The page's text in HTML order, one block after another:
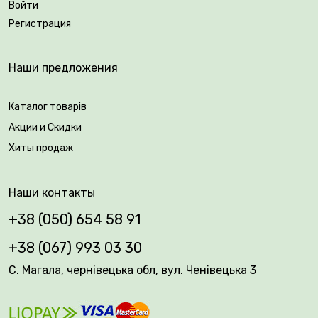
Придают участку особую элегантность 🌹
Войти
Регистрация
Наши предложения
Каталог товарів
Акции и Скидки
Хиты продаж
Наши контакты
+38 (050) 654 58 91
+38 (067) 993 03 30
С. Магала, чернівецька обл, вул. Ченівецька 3